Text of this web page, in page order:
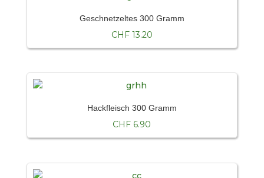
Geschnetzeltes 300 Gramm
CHF 13.20
Hackfleisch 300 Gramm
CHF 6.90